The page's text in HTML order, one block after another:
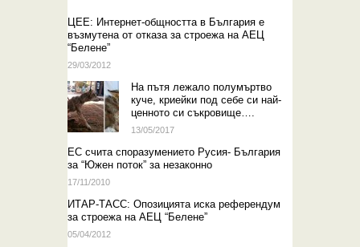
ЦЕЕ: Интернет-общността в България е
възмутена от отказа за строежа на АЕЦ
“Белене”
29/03/2012
На пътя лежало полумъртво
куче, криейки под себе си най-
ценното си съкровище….
13/05/2017
EС счита споразумението Русия- България
за “Южен поток” за незаконно
17/11/2010
ИТАР-ТАСС: Опозицията иска референдум
за строежа на АЕЦ “Белене”
05/04/2012